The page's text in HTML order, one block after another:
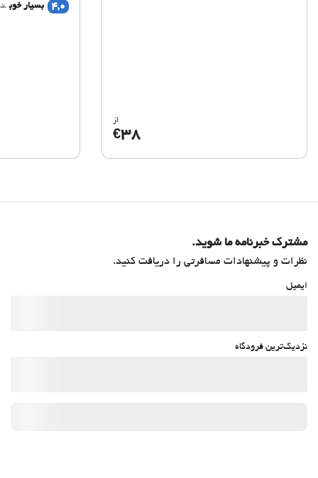
از
€38
4,0 بسیار خوب
مشترک خبرنامه ما شوید.
نظرات و پیشنهادات مسافرتی را دریافت کنید.
ایمیل
نزدیک‌ترین فرودگاه